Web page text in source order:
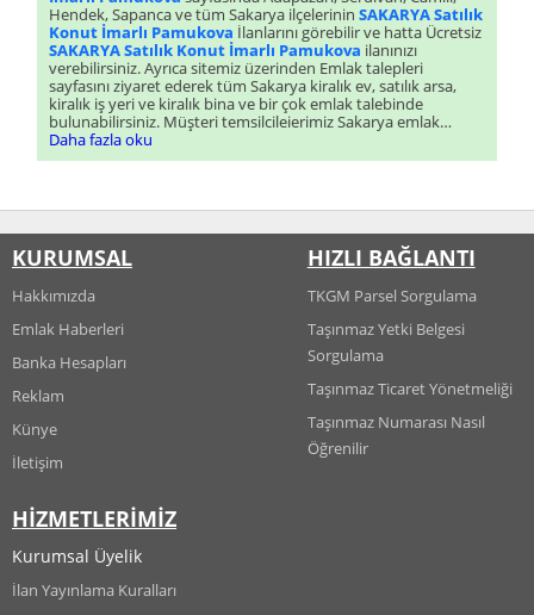
Hendek, Sapanca ve tüm Sakarya ilçelerinin SAKARYA Satılık
Konut İmarlı Pamukova İlanlarını görebilir ve hatta Ücretsiz
SAKARYA Satılık Konut İmarlı Pamukova ilanınızı
verebilirsiniz. Ayrıca sitemiz üzerinden Emlak talepleri
sayfasını ziyaret ederek tüm Sakarya kiralık ev, satılık arsa,
kiralık iş yeri ve kiralık bina ve bir çok emlak talebinde
bulunabilirsiniz. Müşteri temsilcileierimiz Sakarya emlak
talebiniz için size en kısa sürede dönüş sağlayacaklardır.
Daha fazla oku
KURUMSAL
Hakkımızda
Emlak Haberleri
Banka Hesapları
Reklam
Künye
İletişim
HİZMETLERİMİZ
Kurumsal Üyelik
İlan Yayınlama Kuralları
HIZLI BAĞLANTI
TKGM Parsel Sorgulama
Taşınmaz Yetki Belgesi
Sorgulama
Taşınmaz Ticaret Yönetmeliği
Taşınmaz Numarası Nasıl
Öğrenilir